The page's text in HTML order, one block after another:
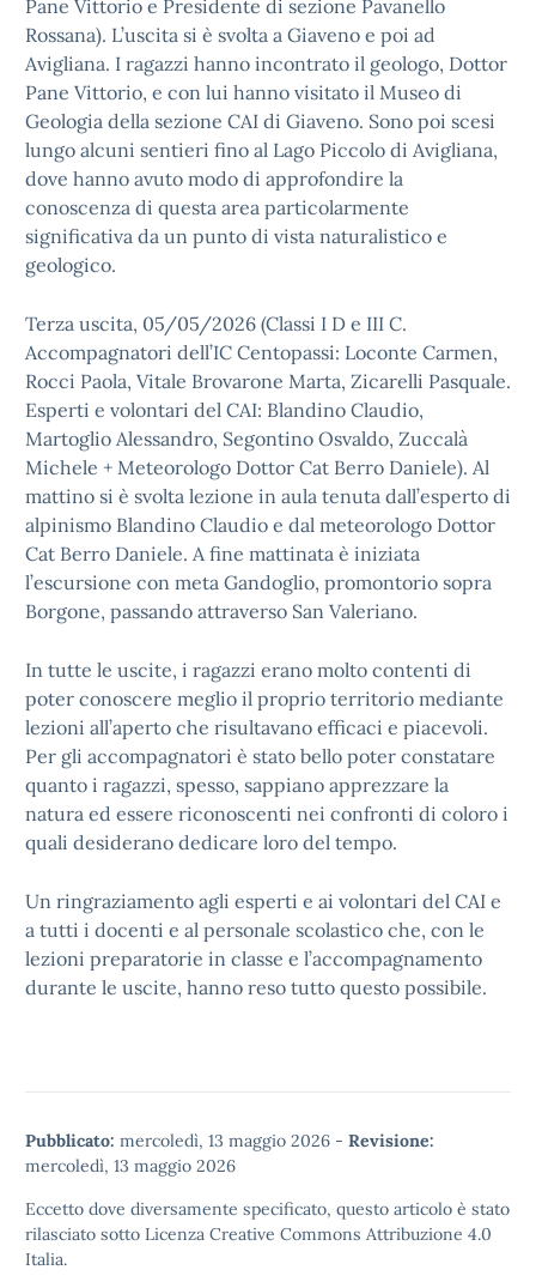
Pane Vittorio e Presidente di sezione Pavanello
Rossana). L’uscita si è svolta a Giaveno e poi ad
Avigliana. I ragazzi hanno incontrato il geologo, Dottor
Pane Vittorio, e con lui hanno visitato il Museo di
Geologia della sezione CAI di Giaveno. Sono poi scesi
lungo alcuni sentieri fino al Lago Piccolo di Avigliana,
dove hanno avuto modo di approfondire la
conoscenza di questa area particolarmente
significativa da un punto di vista naturalistico e
geologico.
Terza uscita, 05/05/2026 (Classi I D e III C.
Accompagnatori dell’IC Centopassi: Loconte Carmen,
Rocci Paola, Vitale Brovarone Marta, Zicarelli Pasquale.
Esperti e volontari del CAI: Blandino Claudio,
Martoglio Alessandro, Segontino Osvaldo, Zuccalà
Michele + Meteorologo Dottor Cat Berro Daniele). Al
mattino si è svolta lezione in aula tenuta dall’esperto di
alpinismo Blandino Claudio e dal meteorologo Dottor
Cat Berro Daniele. A fine mattinata è iniziata
l’escursione con meta Gandoglio, promontorio sopra
Borgone, passando attraverso San Valeriano.
In tutte le uscite, i ragazzi erano molto contenti di
poter conoscere meglio il proprio territorio mediante
lezioni all’aperto che risultavano efficaci e piacevoli.
Per gli accompagnatori è stato bello poter constatare
quanto i ragazzi, spesso, sappiano apprezzare la
natura ed essere riconoscenti nei confronti di coloro i
quali desiderano dedicare loro del tempo.
Un ringraziamento agli esperti e ai volontari del CAI e
a tutti i docenti e al personale scolastico che, con le
lezioni preparatorie in classe e l’accompagnamento
durante le uscite, hanno reso tutto questo possibile.
Pubblicato: mercoledì, 13 maggio 2026 - Revisione:
mercoledì, 13 maggio 2026
Eccetto dove diversamente specificato, questo articolo è stato
rilasciato sotto Licenza Creative Commons Attribuzione 4.0
Italia.